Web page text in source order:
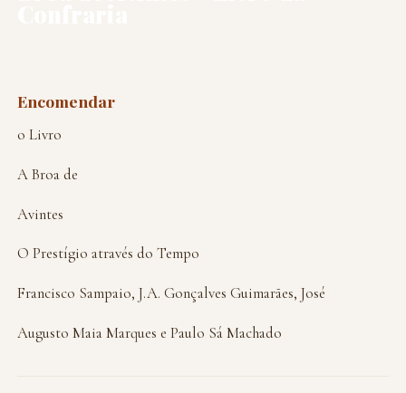
Encomendar
o Livro
A Broa de
Avintes
O Prestígio através do Tempo
Francisco Sampaio, J.A. Gonçalves Guimarães, José
Augusto Maia Marques e Paulo Sá Machado